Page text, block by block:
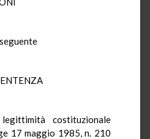
costituzionale
17 maggio 1985, n. 210